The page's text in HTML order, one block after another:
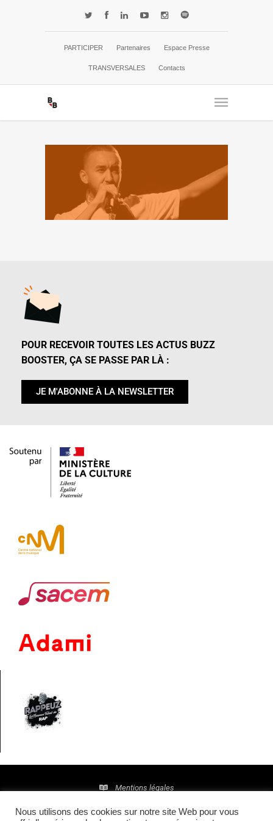
PARTICIPER Partenaires Espace Presse
TRANSVERSALES Contacts
POUR RECEVOIR TOUTES LES ACTUS BUZZ
BOOSTER, ÇA SE PASSE PAR LÀ :
JE M'ABONNE À LA NEWSLETTER
Mentions légales
Politique de confidentialité
Nous utilisons des cookies sur notre site Web pour vous